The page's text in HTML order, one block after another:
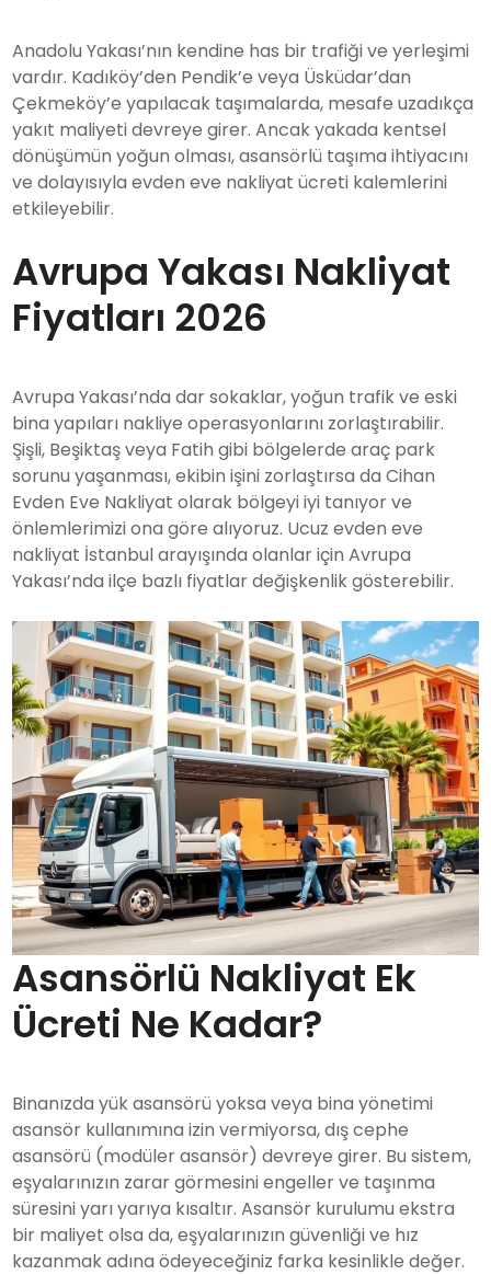
Anadolu Yakası’nın kendine has bir trafiği ve yerleşimi
vardır. Kadıköy’den Pendik’e veya Üsküdar’dan
Çekmeköy’e yapılacak taşımalarda, mesafe uzadıkça
yakıt maliyeti devreye girer. Ancak yakada kentsel
dönüşümün yoğun olması, asansörlü taşıma ihtiyacını
ve dolayısıyla evden eve nakliyat ücreti kalemlerini
etkileyebilir.
Avrupa Yakası Nakliyat
Fiyatları 2026
Avrupa Yakası’nda dar sokaklar, yoğun trafik ve eski
bina yapıları nakliye operasyonlarını zorlaştırabilir.
Şişli, Beşiktaş veya Fatih gibi bölgelerde araç park
sorunu yaşanması, ekibin işini zorlaştırsa da Cihan
Evden Eve Nakliyat olarak bölgeyi iyi tanıyor ve
önlemlerimizi ona göre alıyoruz. Ucuz evden eve
nakliyat İstanbul arayışında olanlar için Avrupa
Yakası’nda ilçe bazlı fiyatlar değişkenlik gösterebilir.
Asansörlü Nakliyat Ek
Ücreti Ne Kadar?
Binanızda yük asansörü yoksa veya bina yönetimi
asansör kullanımına izin vermiyorsa, dış cephe
asansörü (modüler asansör) devreye girer. Bu sistem,
eşyalarınızın zarar görmesini engeller ve taşınma
süresini yarı yarıya kısaltır. Asansör kurulumu ekstra
bir maliyet olsa da, eşyalarınızın güvenliği ve hız
kazanmak adına ödeyeceğiniz farka kesinlikle değer.